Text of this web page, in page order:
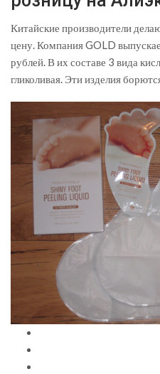
Китайские производители
цену. Компания GOLD
рублей. В их составе 3 вида
гликоливая. Эти изделия